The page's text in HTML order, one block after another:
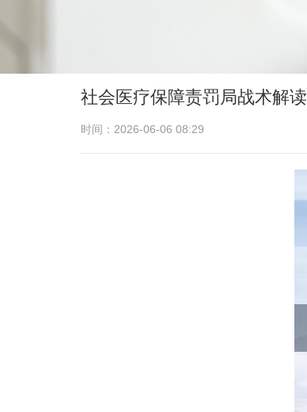
社会医疗保障责罚局战术解读
时间：2026-06-06 08:29